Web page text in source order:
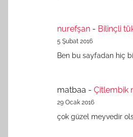
nurefşan - Bilinçli
5 Şubat 2016
Ben bu sayfadan hiç
matbaa - Çitlembik
29 Ocak 2016
çok güzel meyvedir